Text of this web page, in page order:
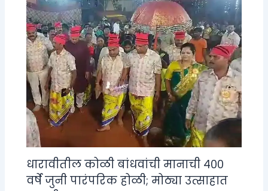
धारावीतील कोळी बांधवांची मानाची ४००
वर्षे जुनी पारंपरिक होळी; मोठ्या उत्साहात